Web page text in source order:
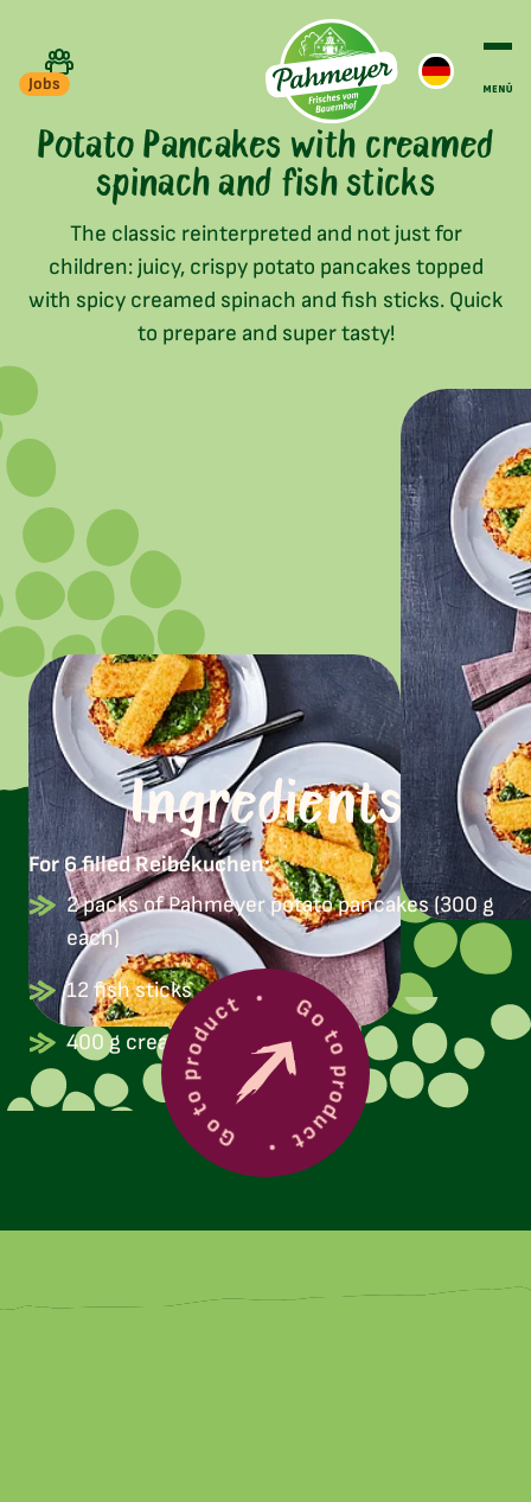
Jobs
Potato Pancakes with creamed
spinach and fish sticks
The classic reinterpreted and not just for
children: juicy, crispy potato pancakes topped
with spicy creamed spinach and fish sticks. Quick
to prepare and super tasty!
Ingredients
For 6 filled Reibekuchen:
2 packs of Pahmeyer potato pancakes (300 g
each)
12 fish sticks
400 g creamed spinach
Go to productGo to product